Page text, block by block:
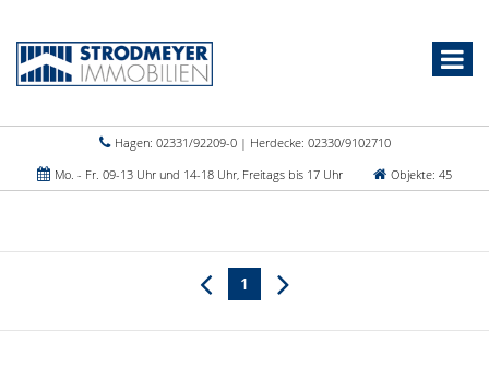
Hagen: 02331/92209-0 | Herdecke: 02330/9102710
Mo. - Fr. 09-13 Uhr und 14-18 Uhr, Freitags bis 17 Uhr
Objekte: 45
1